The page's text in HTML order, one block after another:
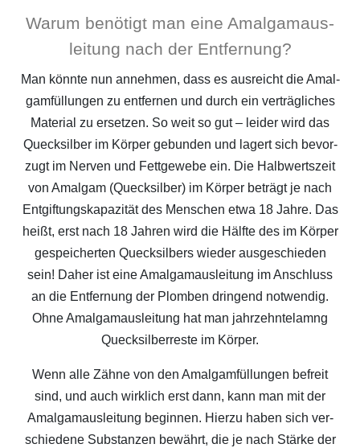
War­um benö­tigt man eine Amal­ga­maus­
lei­tung nach der Entfernung?
Man könn­te nun anneh­men, dass es aus­reicht die Amal­
gam­fül­lun­gen zu ent­fer­nen und durch ein ver­träg­li­ches
Mate­ri­al zu erset­zen. So weit so gut – lei­der wird das
Queck­sil­ber im Kör­per gebun­den und lagert sich bevor­
zugt im Ner­ven und Fett­ge­we­be ein. Die Halb­werts­zeit
von Amal­gam (Queck­sil­ber) im Kör­per beträgt je nach
Ent­gif­tungs­ka­pa­zi­tät des Men­schen etwa 18 Jah­re. Das
heißt, erst nach 18 Jah­ren wird die Hälf­te des im Kör­per
gespei­cher­ten Queck­sil­bers wie­der aus­ge­schie­den
sein! Daher ist eine Amal­ga­maus­lei­tung im Anschluss
an die Ent­fer­nung der Plom­ben drin­gend not­wen­dig.
Ohne Amal­ga­maus­lei­tung hat man jahr­zehn­tel­amng
Queck­sil­ber­res­te im Körper.
Wenn alle Zäh­ne von den Amal­gam­fül­lun­gen befreit
sind, und auch wirk­lich erst dann, kann man mit der
Amal­ga­maus­lei­tung begin­nen. Hier­zu haben sich ver­
schie­de­ne Sub­stan­zen bewährt, die je nach Stär­ke der